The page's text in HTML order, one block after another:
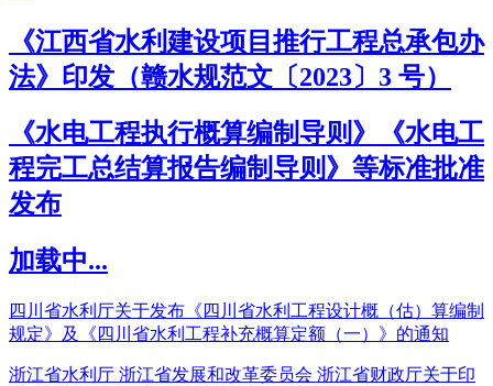
《江西省水利建设项目推行工程总承包办
法》印发（赣水规范文〔2023〕3 号）
《水电工程执行概算编制导则》《水电工
程完工总结算报告编制导则》等标准批准
发布
加载中...
四川省水利厅关于发布《四川省水利工程设计概（估）算编制
规定》及《四川省水利工程补充概算定额（一）》的通知
浙江省水利厅 浙江省发展和改革委员会 浙江省财政厅关于印